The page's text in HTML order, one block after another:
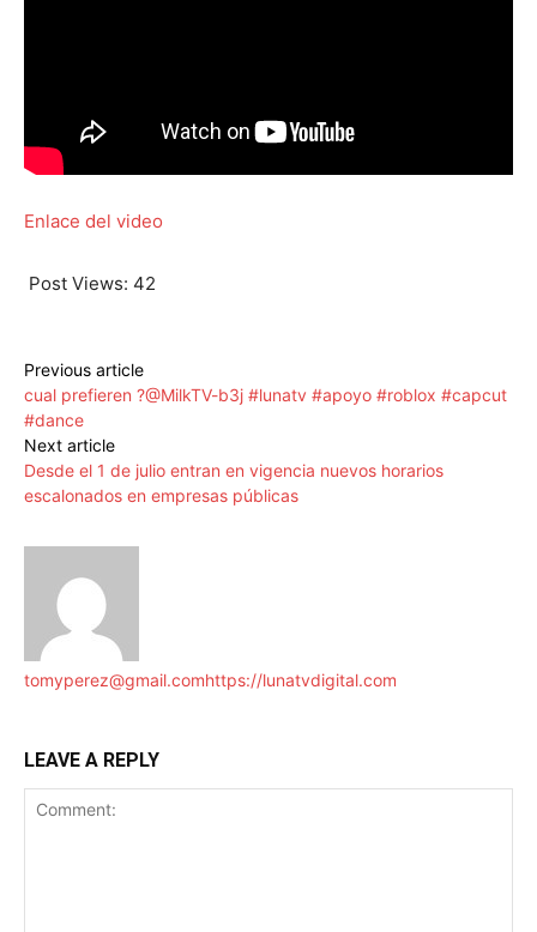
Enlace del video
Post Views: 42
Previous article
cual prefieren ?@MilkTV-b3j #lunatv #apoyo #roblox #capcut
#dance
Next article
Desde el 1 de julio entran en vigencia nuevos horarios
escalonados en empresas públicas
tomyperez@gmail.comhttps://lunatvdigital.com
LEAVE A REPLY